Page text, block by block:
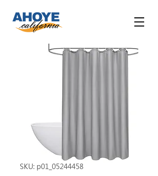
SKU: p01_05244458